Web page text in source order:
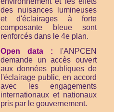
des nuisances lumineuses
et d'éclairages à forte
composante bleue sont
renforcés dans le 4e plan.
Open data : l'ANPCEN
demande un accès ouvert
aux données publiques de
l'éclairage public, en accord
avec les engagements
internationaux et nationaux
pris par le gouvernement.